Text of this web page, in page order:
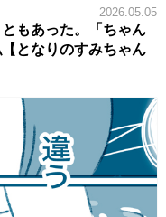
2026.05.05
もあった。「ちゃん
となりのすみちゃん